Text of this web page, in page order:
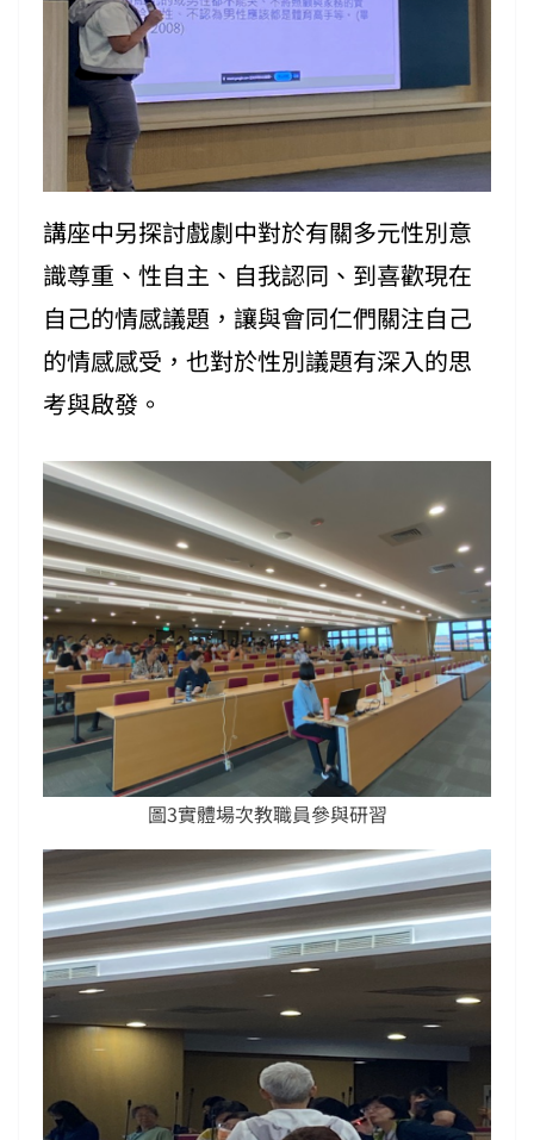
講座中另探討戲劇中對於有關多元性別意
識尊重、性自主、自我認同、到喜歡現在
自己的情感議題，讓與會同仁們關注自己
的情感感受，也對於性別議題有深入的思
考與啟發。
圖3實體場次教職員參與研習